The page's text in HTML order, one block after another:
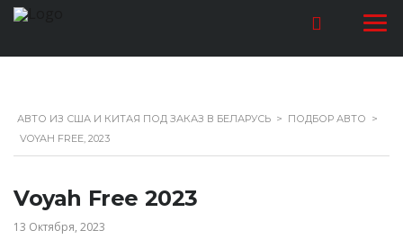
АВТО ИЗ США И КИТАЯ ПОД ЗАКАЗ В БЕЛАРУСЬ > ПОДБОР АВТО >
VOYAH FREE, 2023
Voyah Free 2023
13 Октября, 2023